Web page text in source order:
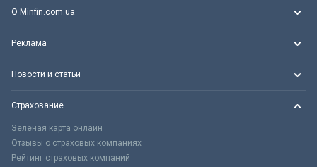
О Minfin.com.ua
Реклама
Новости и статьи
Страхование
Зеленая карта онлайн
Отзывы о страховых компаниях
Рейтинг страховых компаний